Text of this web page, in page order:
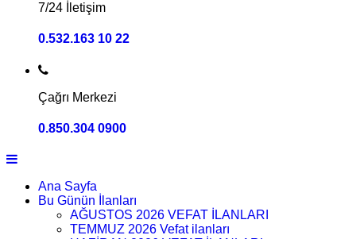
7/24 İletişim
0.532.163 10 22
Çağrı Merkezi
0.850.304 0900
Ana Sayfa
Bu Günün İlanları
AĞUSTOS 2026 VEFAT İLANLARI
TEMMUZ 2026 Vefat ilanları